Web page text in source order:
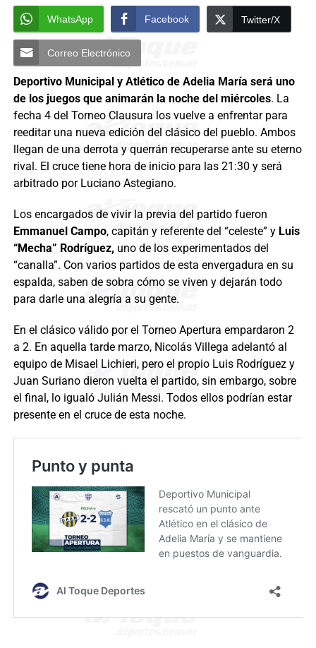
WhatsApp Facebook Twitter/X
Correo Electrónico
Deportivo Municipal y Atlético de Adelia María será uno
de los juegos que animarán la noche del miércoles. La
fecha 4 del Torneo Clausura los vuelve a enfrentar para
reeditar una nueva edición del clásico del pueblo. Ambos
llegan de una derrota y querrán recuperarse ante su eterno
rival. El cruce tiene hora de inicio para las 21:30 y será
arbitrado por Luciano Astegiano.
Los encargados de vivir la previa del partido fueron
Emmanuel Campo, capitán y referente del “celeste” y Luis
“Mecha” Rodríguez, uno de los experimentados del
“canalla”. Con varios partidos de esta envergadura en su
espalda, saben de sobra cómo se viven y dejarán todo
para darle una alegría a su gente.
En el clásico válido por el Torneo Apertura empardaron 2
a 2. En aquella tarde marzo, Nicolás Villega adelantó al
equipo de Misael Lichieri, pero el propio Luis Rodríguez y
Juan Suriano dieron vuelta el partido, sin embargo, sobre
el final, lo igualó Julián Messi. Todos ellos podrían estar
presente en el cruce de esta noche.